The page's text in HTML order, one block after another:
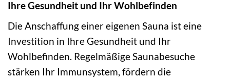
Ihre Gesundheit und Ihr Wohlbefinden
Die Anschaffung einer eigenen Sauna ist eine
Investition in Ihre Gesundheit und Ihr
Wohlbefinden. Regelmäßige Saunabesuche
stärken Ihr Immunsystem, fördern die